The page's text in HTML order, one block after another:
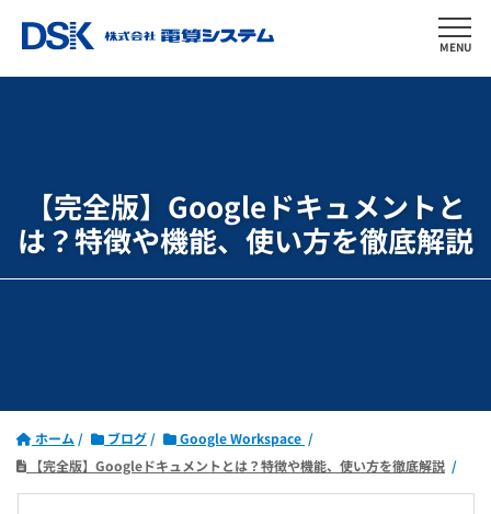
MENU
【完全版】Googleドキュメントと
は？特徴や機能、使い方を徹底解説
ホーム ブログ
Google Workspace
【完全版】Googleドキュメントとは？特徴や機能、使い方を徹底解説